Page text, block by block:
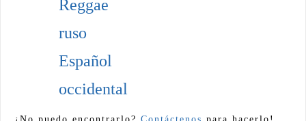
Reggae
ruso
Español
occidental